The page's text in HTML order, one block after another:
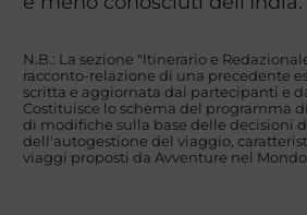
N.B.: La sezione "Itinerario e
racconto-relazione di una precedente
scritta e aggiornata dai partecipanti e
Costituisce lo schema del programma
di modifiche sulla base delle decisioni
dell'autogestione del viaggio,
viaggi proposti da Avventure nel